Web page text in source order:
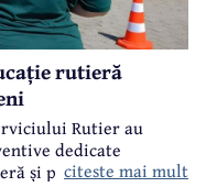
rutieră
Rutier au
dedicate
și promovării unui
citeste mai mult